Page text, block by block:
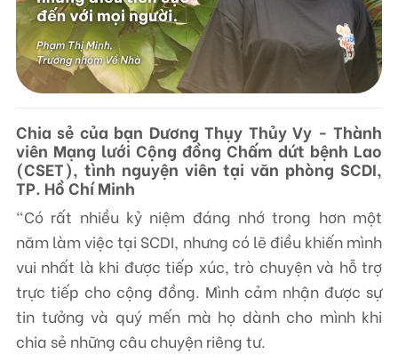
Chia sẻ của bạn Dương Thụy Thủy Vy - Thành
viên Mạng lưới Cộng đồng Chấm dứt bệnh Lao
(CSET), tình nguyện viên tại văn phòng SCDI,
TP. Hồ Chí Minh
“Có rất nhiều kỷ niệm đáng nhớ trong hơn một
năm làm việc tại SCDI, nhưng có lẽ điều khiến mình
vui nhất là khi được tiếp xúc, trò chuyện và hỗ trợ
trực tiếp cho cộng đồng. Mình cảm nhận được sự
tin tưởng và quý mến mà họ dành cho mình khi
chia sẻ những câu chuyện riêng tư.